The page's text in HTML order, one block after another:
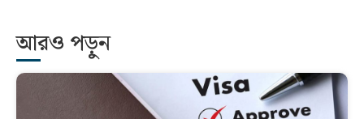
আরও পড়ুন